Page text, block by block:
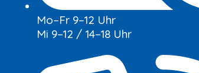
Mo–Fr 9–12 Uhr
Mi 9–12 / 14–18 Uhr